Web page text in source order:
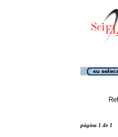
página 1 de 1